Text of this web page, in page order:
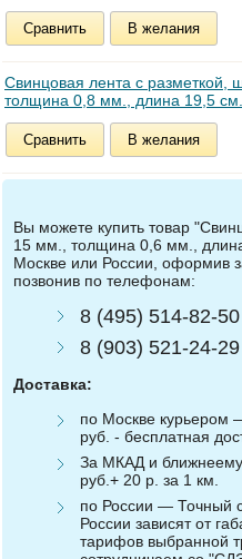
Сравнить В желания
Свинцовая лента с разметкой,
толщина 0,8 мм., длина 19,5 см.
Сравнить В желания
Вы можете купить товар
15 мм., толщина 0,6 мм.,
Москве или России, оформив
позвонив по телефонам:
8 (495) 514-82-50
8 (903) 521-24-29
Доставка:
по Москве курьером
руб. - бесплатная
За МКАД и
руб.+ 20 р. за 1 км.
по России — Точный
России зависят от
тарифов выбранной